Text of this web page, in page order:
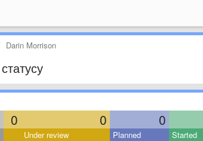
Darin Morrison
0 0 0
Under review Planned Started